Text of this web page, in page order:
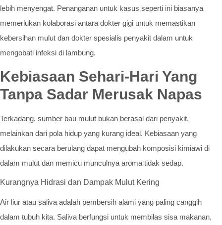
lebih menyengat. Penanganan untuk kasus seperti ini biasanya
memerlukan kolaborasi antara dokter gigi untuk memastikan
kebersihan mulut dan dokter spesialis penyakit dalam untuk
mengobati infeksi di lambung.
Kebiasaan Sehari-Hari Yang
Tanpa Sadar Merusak Napas
Terkadang, sumber bau mulut bukan berasal dari penyakit,
melainkan dari pola hidup yang kurang ideal. Kebiasaan yang
dilakukan secara berulang dapat mengubah komposisi kimiawi di
dalam mulut dan memicu munculnya aroma tidak sedap.
Kurangnya Hidrasi dan Dampak Mulut Kering
Air liur atau saliva adalah pembersih alami yang paling canggih
dalam tubuh kita. Saliva berfungsi untuk membilas sisa makanan,